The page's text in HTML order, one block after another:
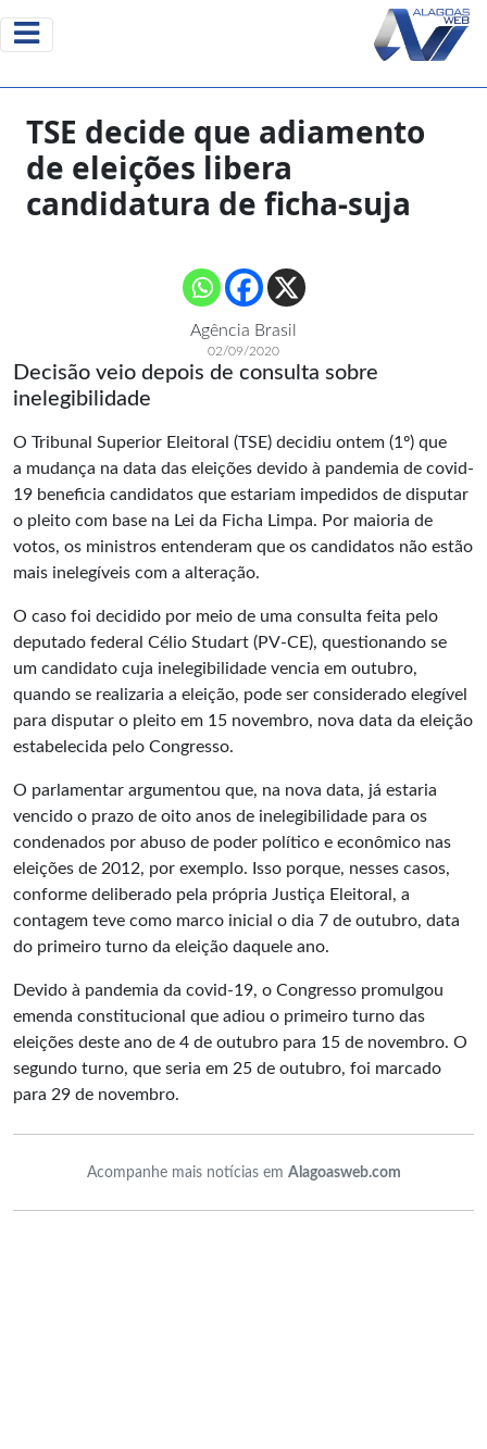
TSE decide que adiamento
de eleições libera
candidatura de ficha-suja
Agência Brasil
02/09/2020
Decisão veio depois de consulta sobre
inelegibilidade
O Tribunal Superior Eleitoral (TSE) decidiu ontem (1º) que
a mudança na data das eleições devido à pandemia de covid-
19 beneficia candidatos que estariam impedidos de disputar
o pleito com base na Lei da Ficha Limpa. Por maioria de
votos, os ministros entenderam que os candidatos não estão
mais inelegíveis com a alteração.
O caso foi decidido por meio de uma consulta feita pelo
deputado federal Célio Studart (PV-CE), questionando se
um candidato cuja inelegibilidade vencia em outubro,
quando se realizaria a eleição, pode ser considerado elegível
para disputar o pleito em 15 novembro, nova data da eleição
estabelecida pelo Congresso.
O parlamentar argumentou que, na nova data, já estaria
vencido o prazo de oito anos de inelegibilidade para os
condenados por abuso de poder político e econômico nas
eleições de 2012, por exemplo. Isso porque, nesses casos,
conforme deliberado pela própria Justiça Eleitoral, a
contagem teve como marco inicial o dia 7 de outubro, data
do primeiro turno da eleição daquele ano.
Devido à pandemia da covid-19, o Congresso promulgou
emenda constitucional que adiou o primeiro turno das
eleições deste ano de 4 de outubro para 15 de novembro. O
segundo turno, que seria em 25 de outubro, foi marcado
para 29 de novembro.
Acompanhe mais notícias em Alagoasweb.com